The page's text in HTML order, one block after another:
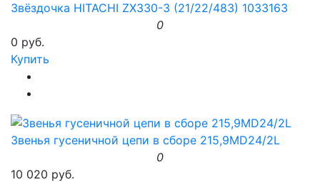
Звёздочка HITACHI ZX330-3 (21/22/483) 1033163
0
0 руб.
Купить
Звенья гусеничной цепи в сборе 215,9MD24/2L
0
10 020 руб.